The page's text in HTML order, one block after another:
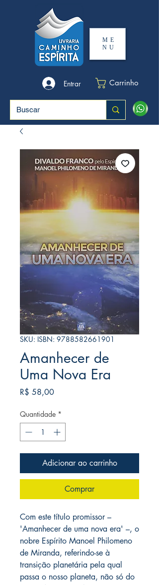
ME
NU
Entrar Carrinho
SKU: ISBN: 9788582661901
Amanhecer de
Uma Nova Era
R$ 58,00Preço
Quantidade *
Adicionar ao carrinho
Comprar
Com este título promissor –
'Amanhecer de uma nova era' –, o
nobre Espírito Manoel Philomeno
de Miranda, referindo-se à
transição planetária pela qual
passa o nosso planeta, não só do